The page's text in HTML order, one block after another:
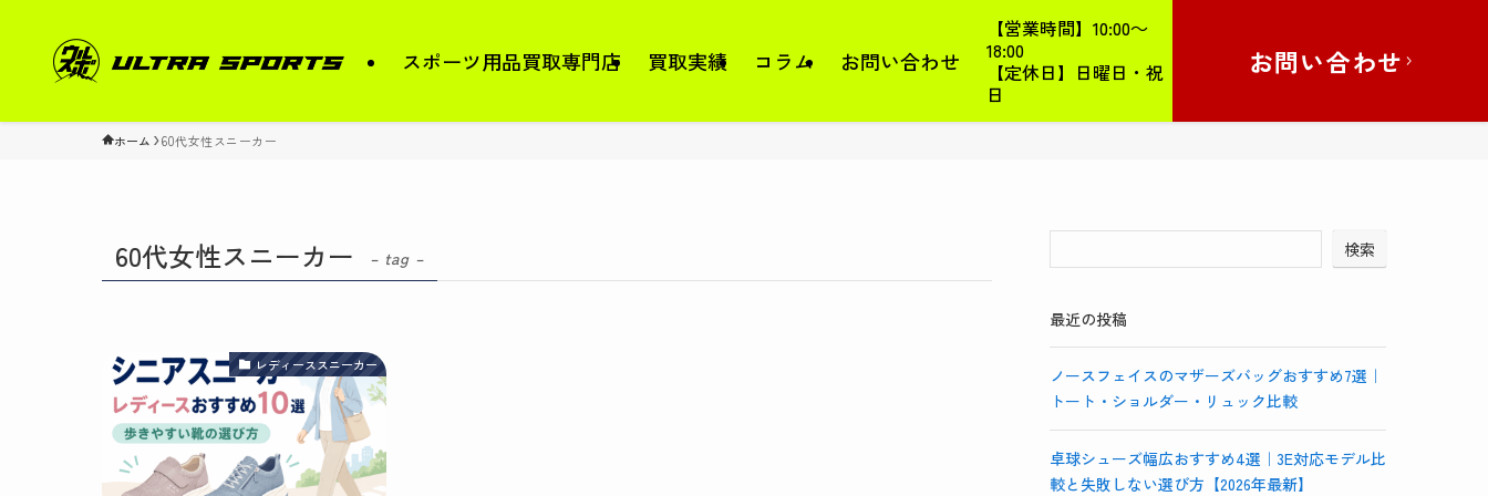
スポーツ用品買取専門店 買取実績 コラム お問い合わせ
【営業時間】10:00～
18:00
【定休日】日曜日・祝
日
お問い合わせ
ホーム 60代女性スニーカー
60代女性スニーカー – tag –
レディーススニーカー
検索
最近の投稿
ノースフェイスのマザーズバッグおすすめ7選｜
トート・ショルダー・リュック比較
卓球シューズ幅広おすすめ4選｜3E対応モデル比
較と失敗しない選び方【2026年最新】